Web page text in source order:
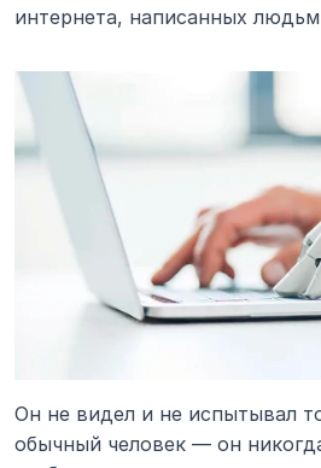
интернета, написанных
Он не видел и не испытывал
обычный человек — он